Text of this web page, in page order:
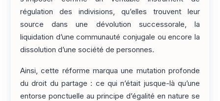
régulation des indivisions, qu’elles trouvent leur
source dans une dévolution successorale, la
liquidation d’une communauté conjugale ou encore la
dissolution d’une société de personnes.
Ainsi, cette réforme marqua une mutation profonde
du droit du partage : ce qui n’était jusque-là qu’une
entorse ponctuelle au principe d’égalité en nature se